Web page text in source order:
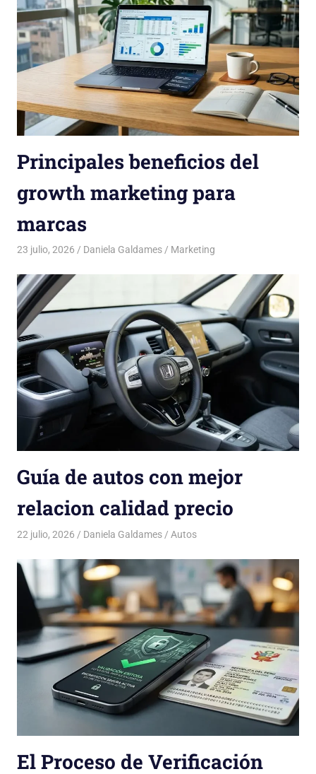
Principales beneficios del
growth marketing para
marcas
23 julio, 2026 Daniela Galdames Marketing
Guía de autos con mejor
relacion calidad precio
22 julio, 2026 Daniela Galdames Autos
El Proceso de Verificación